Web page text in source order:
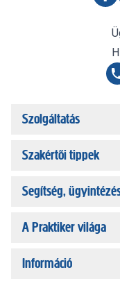
Szolgáltatás
Szakértői tippek
Segítség,
A Praktiker világa
Információ